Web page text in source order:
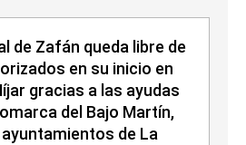
de Zafán queda libre de
en su inicio en
gracias a las ayudas
del Bajo Martín,
de La